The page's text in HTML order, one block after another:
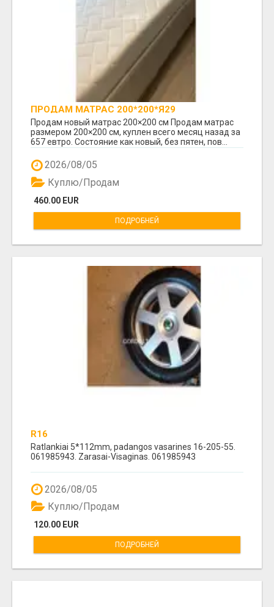
ПРОДАМ МАТРАС 200*200*Я29
Продам новый матрас 200×200 см Продам матрас
размером 200×200 см, куплен всего месяц назад за
657 евтро. Состояние как новый, без пятен, пов...
2026/08/05
460.00 EUR
Куплю/Продам
ПОДРОБНЕЙ
R16
Ratlankiai 5*112mm, padangos vasarines 16-205-55.
061985943. Zarasai-Visaginas. 061985943
2026/08/05
120.00 EUR
Куплю/Продам
ПОДРОБНЕЙ